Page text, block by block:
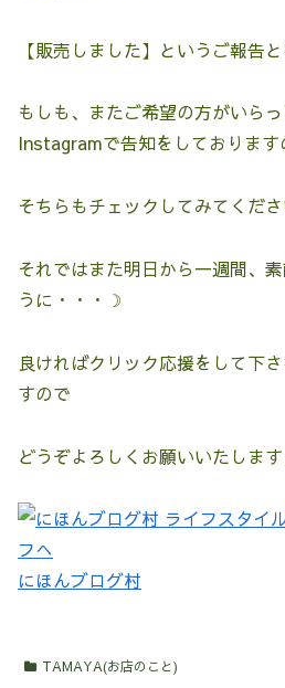
【販売しました】というご報告
もしも、またご希望の方がいらっ
Instagramで告知をしております
そちらもチェックしてみてくだ
それではまた明日から一週間、
うに・・・☽
良ければクリック応援をして下
すので
どうぞよろしくお願いいたしま
にほんブログ村
TAMAYA(お店のこと)